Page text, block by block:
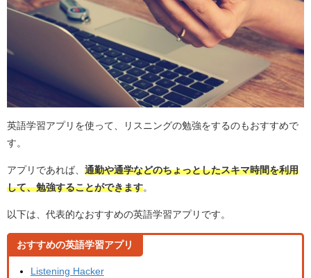
英語学習アプリを使って、リスニングの勉強をするのもおすすめで
す。
アプリであれば、 通勤や通学などのちょっとしたスキマ時間を利用
して、勉強することができます
以下は、代表的なおすすめの英語学習アプリです。
おすすめの英語学習アプリ
Listening Hacker